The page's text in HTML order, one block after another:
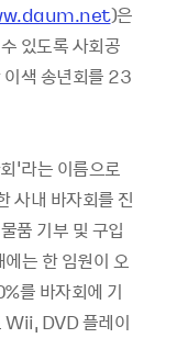
)은
있도록 사회공
이색 송년회를 23
'라는 이름으로
사내 바자회를 진
품 기부 및 구입
는 한 임원이 오
를 바자회에 기
Wii, DVD 플레이